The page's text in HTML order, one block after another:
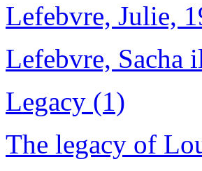
Lefebvre, Julie,
Lefebvre, Sacha
Legacy (1)
The legacy of